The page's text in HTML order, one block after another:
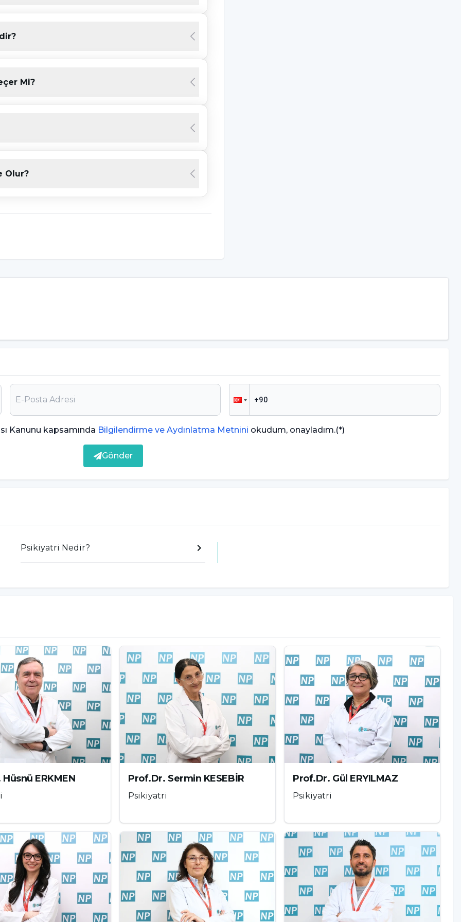
yalnızca kişinin değil; içinde bulunduğu
Nelerdir?
artan talepleri karşısında birçok kişinin
zedeler. Başlangıçta sadece yorgunluk
verimliliğini ve yaşam kalitesini derinden
hayati önem taşır.
artış
belirtiler
Nelerdir?
çıkmaz; zaman içinde gelişen ve belirli
ve Gail North'un çalışmalarına
aşamalardan oluşur:
yapmak ister.
ayırmaz.
fazladır.
ihmal edilir.
Mi?
Olur?
Kanunu kapsamında Bilgilendirme ve Aydınlatma Metnini okudum, onayladım.(*)
Gönder
Psikiyatri Nedir?
ERKMEN Prof.Dr. Sermin KESEBİR
Psikiyatri
Prof.Dr. Gül ERYILMAZ
Psikiyatri